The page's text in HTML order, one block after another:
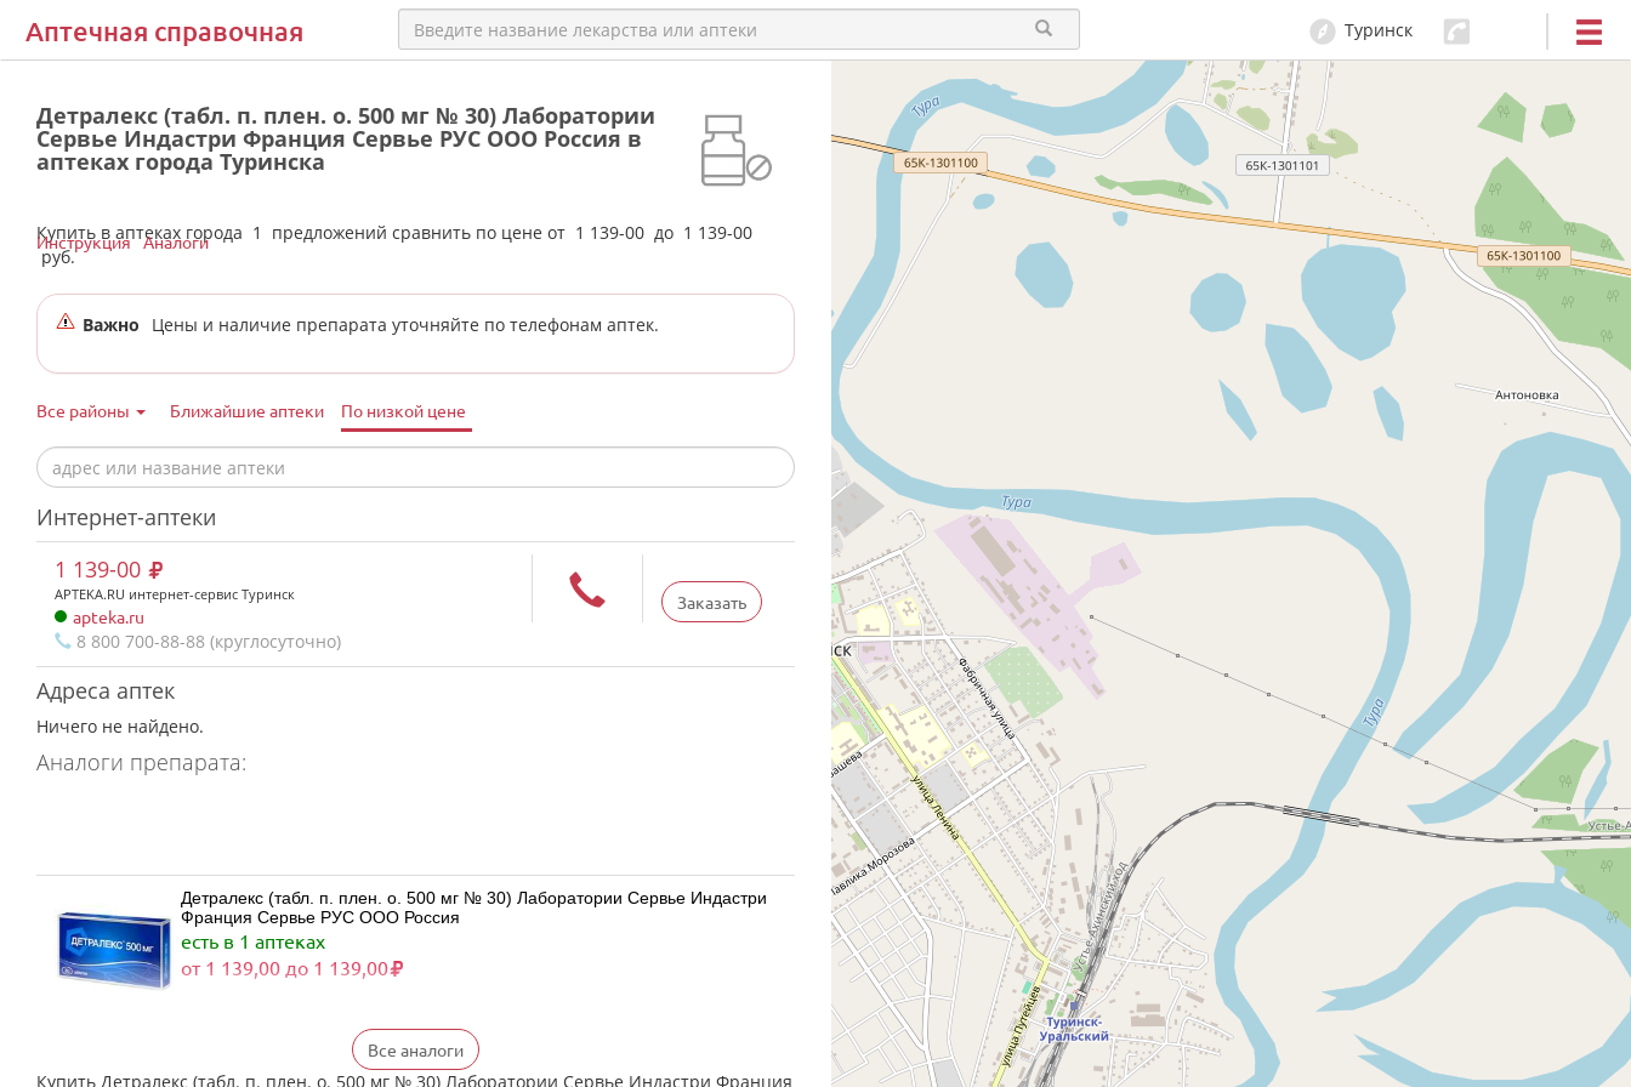
Аптечная справочная Туринск
Детралекс (табл. п. плен. о. 500 мг № 30) Лаборатории
Сервье Индастри Франция Сервье РУС ООО Россия в
аптеках города Туринска
Купить в аптеках города 1 предложений сравнить по цене от 1 139-00 до 1 139-00
руб.
Инструкция Аналоги
Важно Цены и наличие препарата уточняйте по телефонам аптек.
Все районы Ближайшие аптеки По низкой цене
Интернет-аптеки
Заказать
1 139-00
APTEKA.RU интернет-сервис Туринск
apteka.ru
8 800 700-88-88 (круглосуточно)
Адреса аптек
Ничего не найдено.
Аналоги препарата:
Детралекс (табл. п. плен. о. 500 мг № 30) Лаборатории Сервье Индастри
Франция Сервье РУС ООО Россия
есть в 1 аптеках
от 1 139,00 до 1 139,00
Детралекс (табл. п. плен. о. 500 мг № 60) Лаборатории Сервье Индастри
Франция Сервье РУС ООО Россия
Все аналоги
Купить Детралекс (табл. п. плен. о. 500 мг № 30) Лаборатории Сервье Индастри Франция